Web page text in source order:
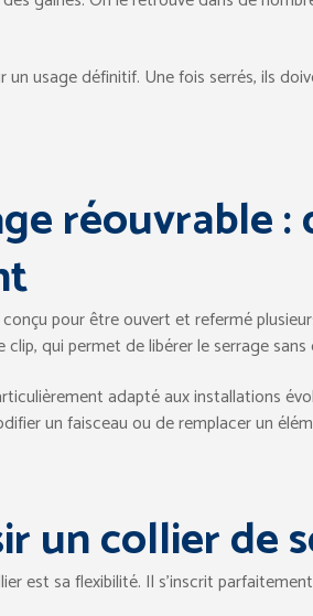
usage définitif. Une fois serrés, ils
réouvrable
pour être ouvert et refermé
qui permet de libérer le serrage sans
adapté aux installations
un faisceau ou de remplacer un
un collier de
est sa flexibilité. Il s’inscrit